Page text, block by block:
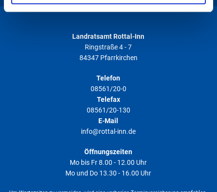
gesammelt haben. Weitere Informationen finden Sie in
Landratsamt Rottal-Inn
Ringstraße 4 - 7
84347 Pfarrkirchen
Telefon
08561/20-0
Telefax
08561/20-130
E-Mail
info@rottal-inn.de
Öffnungszeiten
Mo bis Fr 8.00 - 12.00 Uhr
Mo und Do 13.30 - 16.00 Uhr